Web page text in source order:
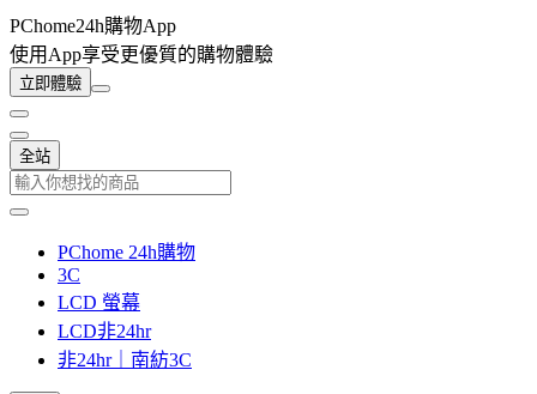
PChome24h購物App
使用App享受更優質的購物體驗
立即體驗
全站
PChome 24h購物
3C
LCD 螢幕
LCD非24hr
非24hr｜南紡3C